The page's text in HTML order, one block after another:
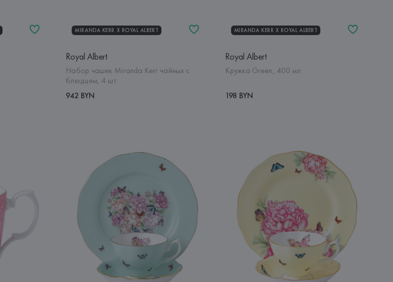
MIRANDA KERR Х ROYAL ALBERT
Royal Albert
Набор чашек Miranda Kerr чайных с
блюдцем, 4 шт.
942 BYN
MIRANDA KERR Х ROYAL ALBERT
Royal Albert
Кружка Green, 400 мл
198 BYN